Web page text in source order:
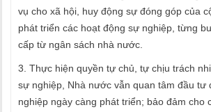
vụ cho xã hội, huy động sự đóng góp của
phát triển các hoạt động sự nghiệp, từng
cấp từ ngân sách nhà nước.
3. Thực hiện quyền tự chủ, tự chịu trách
sự nghiệp, Nhà nước vẫn quan tâm đầu tư
nghiệp ngày càng phát triển; bảo đảm cho